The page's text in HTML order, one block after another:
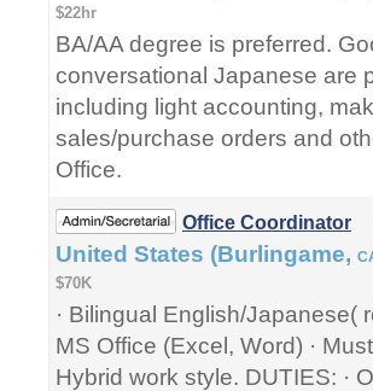
$22hr
BA/AA degree is preferred.
conversational Japanese are
including light accounting,
sales/purchase orders and
Office.
Office Coordinator
United States (Burlingame,
$70K
· Bilingual English/Japanese(
MS Office (Excel, Word) ·
Hybrid work style. DUTIES: ·